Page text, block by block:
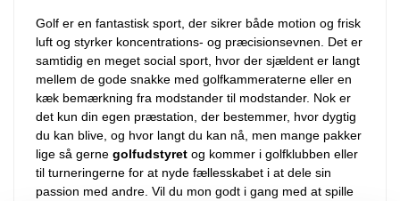
Golf er en fantastisk sport, der sikrer både motion og frisk
luft og styrker koncentrations- og præcisionsevnen. Det er
samtidig en meget social sport, hvor der sjældent er langt
mellem de gode snakke med golfkammeraterne eller en
kæk bemærkning fra modstander til modstander. Nok er
det kun din egen præstation, der bestemmer, hvor dygtig
du kan blive, og hvor langt du kan nå, men mange pakker
lige så gerne golfudstyret og kommer i golfklubben eller
til turneringerne for at nyde fællesskabet i at dele sin
passion med andre. Vil du mon godt i gang med at spille